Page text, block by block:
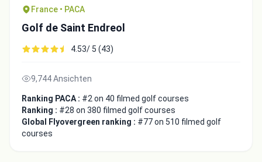
France • PACA
Golf de Saint Endreol
4.53/ 5 (43)
9,744 Ansichten
Ranking PACA : #2 on 40 filmed golf courses
Ranking : #28 on 380 filmed golf courses
Global Flyovergreen ranking : #77 on 510 filmed golf
courses